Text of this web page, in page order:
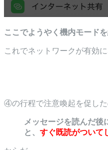
ここでようやく機内モード
これでネットワークが有効
④の行程で注意喚起を促した
メッセージを読んだ後
と、 すぐ既読がついて